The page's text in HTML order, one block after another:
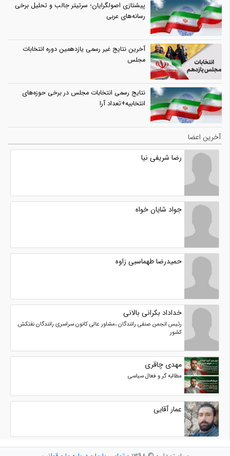
پیشتازی اصولگرایان؛ سرتیتر جالب و تحلیل برخی
رسانه‌های عربی
آخرین نتایج غیر رسمی یازدهمین دوره انتخابات
مجلس
نتایج رسمی انتخابات مجلس در برخی حوزه‌های
انتخابیه+تعداد آرا
آخرین اعضا
رضا شریفی نیا
جواد شایان خواه
حمیدرضا طهماسبی زاوه
خداداد بکرانی بالانی
رئیس انجمن صنفی رانندگان ،مشاور عالی کانون سراسری رانندگان نفتکش
کشور
مهدی چاقری
مطالبه گر و فعال سیاسی
عمار آقایی